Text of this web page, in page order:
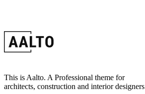
This is Aalto. A Professional theme for
architects, construction and interior designers